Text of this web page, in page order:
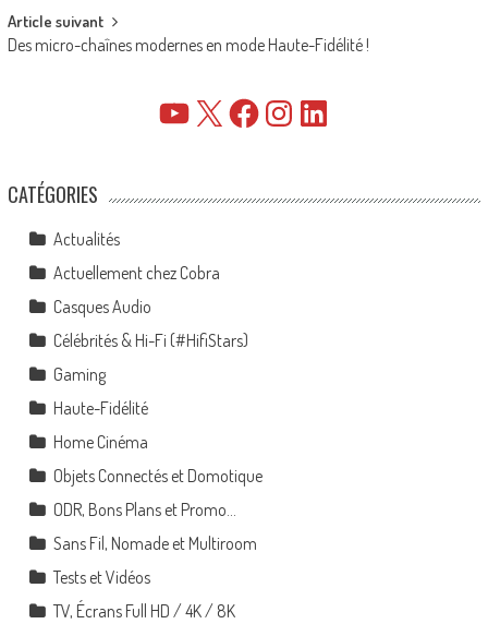
Article suivant
Des micro-chaînes modernes en mode Haute-Fidélité !
YouTube FacebookInstagramLinkedIn
CATÉGORIES
Actualités
Actuellement chez Cobra
Casques Audio
Célébrités & Hi-Fi (#HifiStars)
Gaming
Haute-Fidélité
Home Cinéma
Objets Connectés et Domotique
ODR, Bons Plans et Promo…
Sans Fil, Nomade et Multiroom
Tests et Vidéos
TV, Écrans Full HD / 4K / 8K